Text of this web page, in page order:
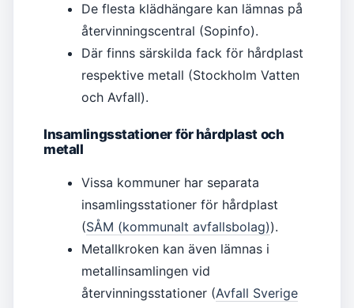
De flesta klädhängare kan lämnas på
återvinningscentral (Sopinfo).
Där finns särskilda fack för hårdplast
respektive metall (Stockholm Vatten
och Avfall).
Insamlingsstationer för hårdplast och
metall
Vissa kommuner har separata
insamlingsstationer för hårdplast
(SÅM (kommunalt avfallsbolag)).
Metallkroken kan även lämnas i
metallinsamlingen vid
återvinningsstationer (Avfall Sverige